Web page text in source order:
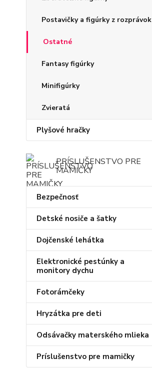
Postavičky a figúrky z rozprávok
Ostatné
Fantasy figúrky
Minifigúrky
Zvieratá
Plyšové hračky
PRÍSLUŠENSTVO PRE
MAMIČKY
Bezpečnosť
Detské nosiče a šatky
Dojčenské lehátka
Elektronické pestúnky a
monitory dychu
Fotorámčeky
Hryzátka pre deti
Odsávačky materského mlieka
Príslušenstvo pre mamičky